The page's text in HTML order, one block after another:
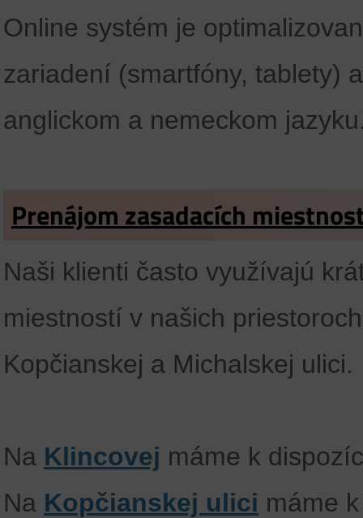
Online systém je
zariadení (smartfóny, tablety)
anglickom a nemeckom
Prenájom zasadacích
Naši klienti často využívajú
miestností v našich
Kopčianskej a Michalskej ulici.
Na Klincovej máme k
Na Kopčianskej ulici máme